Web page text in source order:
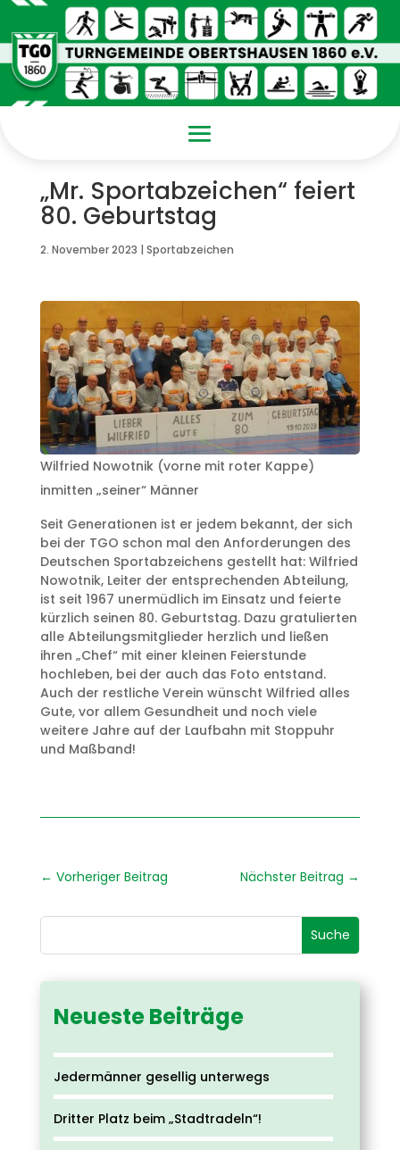
„Mr. Sportabzeichen“ feiert
80. Geburtstag
2. November 2023 | Sportabzeichen
Wilfried Nowotnik (vorne mit roter Kappe)
inmitten „seiner“ Männer
Seit Generationen ist er jedem bekannt, der sich
bei der TGO schon mal den Anforderungen des
Deutschen Sportabzeichens gestellt hat: Wilfried
Nowotnik, Leiter der entsprechenden Abteilung,
ist seit 1967 unermüdlich im Einsatz und feierte
kürzlich seinen 80. Geburtstag. Dazu gratulierten
alle Abteilungsmitglieder herzlich und ließen
ihren „Chef“ mit einer kleinen Feierstunde
hochleben, bei der auch das Foto entstand.
Auch der restliche Verein wünscht Wilfried alles
Gute, vor allem Gesundheit und noch viele
weitere Jahre auf der Laufbahn mit Stoppuhr
und Maßband!
← Vorheriger Beitrag Nächster Beitrag →
Neueste Beiträge
Jedermänner gesellig unterwegs
Dritter Platz beim „Stadtradeln“!